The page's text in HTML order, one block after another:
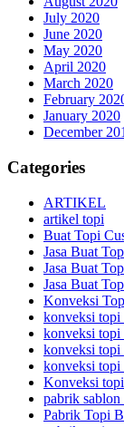
July 2020
June 2020
May 2020
April 2020
March 2020
February
January 2020
December
Categories
ARTIKEL
artikel topi
Buat Topi
Jasa Buat
Jasa Buat
Jasa Buat
Konveksi
konveksi topi
konveksi topi
konveksi topi
konveksi topi
Konveksi
pabrik
Pabrik Topi